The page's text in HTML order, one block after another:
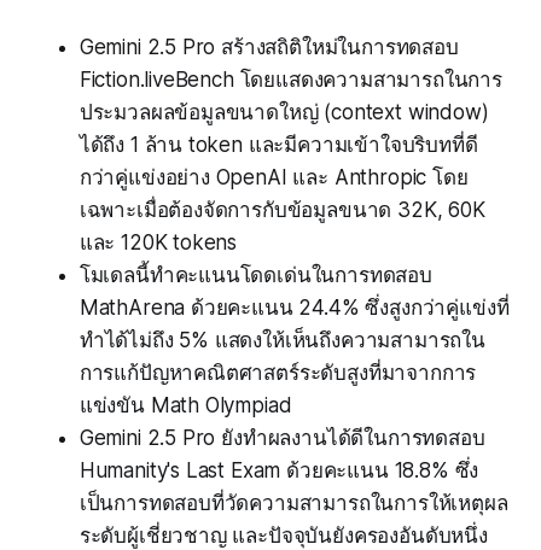
Gemini 2.5 Pro สร้างสถิติใหม่ในการทดสอบ
Fiction.liveBench โดยแสดงความสามารถในการ
ประมวลผลข้อมูลขนาดใหญ่ (context window)
ได้ถึง 1 ล้าน token และมีความเข้าใจบริบทที่ดี
กว่าคู่แข่งอย่าง OpenAI และ Anthropic โดย
เฉพาะเมื่อต้องจัดการกับข้อมูลขนาด 32K, 60K
และ 120K tokens
โมเดลนี้ทำคะแนนโดดเด่นในการทดสอบ
MathArena ด้วยคะแนน 24.4% ซึ่งสูงกว่าคู่แข่งที่
ทำได้ไม่ถึง 5% แสดงให้เห็นถึงความสามารถใน
การแก้ปัญหาคณิตศาสตร์ระดับสูงที่มาจากการ
แข่งขัน Math Olympiad
Gemini 2.5 Pro ยังทำผลงานได้ดีในการทดสอบ
Humanity's Last Exam ด้วยคะแนน 18.8% ซึ่ง
เป็นการทดสอบที่วัดความสามารถในการให้เหตุผล
ระดับผู้เชี่ยวชาญ และปัจจุบันยังครองอันดับหนึ่ง